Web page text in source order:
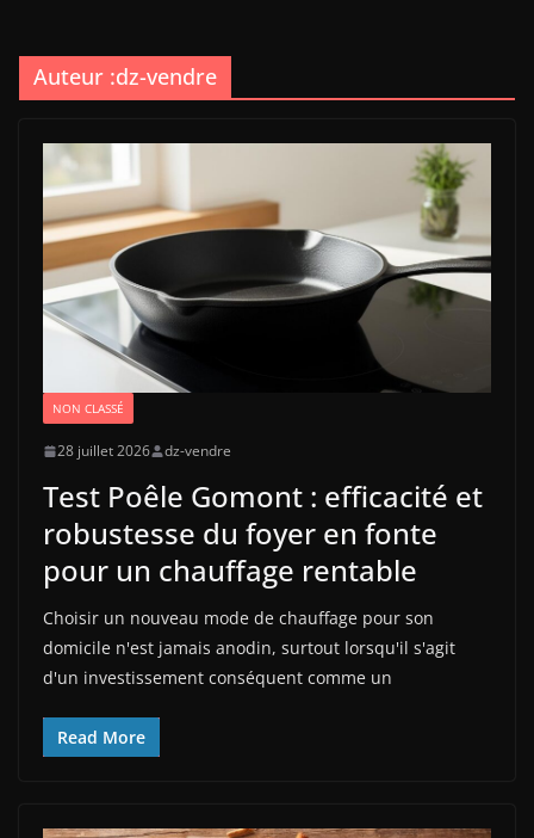
Auteur :dz-vendre
NON CLASSÉ
28 juillet 2026 dz-vendre
Test Poêle Gomont : efficacité et
robustesse du foyer en fonte
pour un chauffage rentable
Choisir un nouveau mode de chauffage pour son
domicile n'est jamais anodin, surtout lorsqu'il s'agit
d'un investissement conséquent comme un
Read More